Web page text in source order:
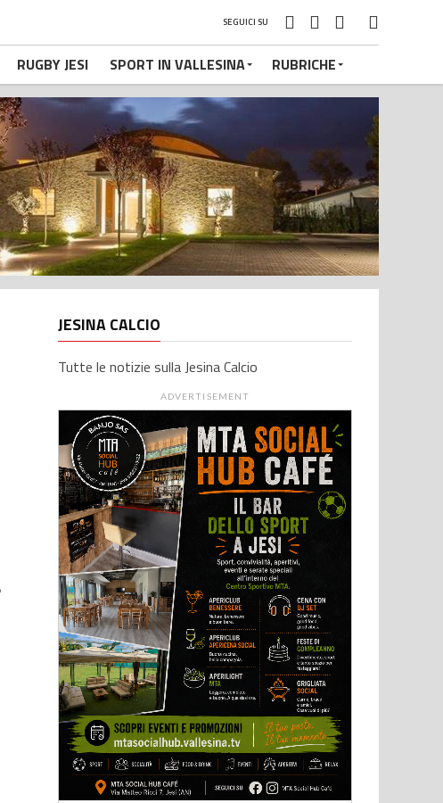
SEGUICI SU
RUGBY JESI SPORT IN VALLESINA RUBRICHE
JESINA CALCIO
Tutte le notizie sulla Jesina Calcio
ADVERTISEMENT